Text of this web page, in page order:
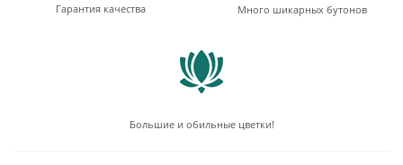
Гарантия качества Много шикарных бутонов
Большие и обильные цветки!